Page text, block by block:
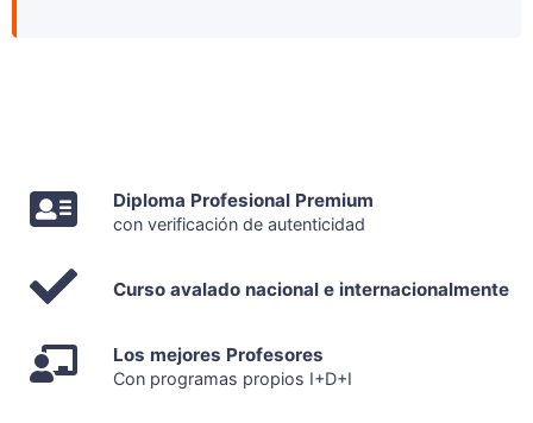
Diploma Profesional Premium
con verificación de autenticidad
Curso avalado nacional e internacionalmente
Los mejores Profesores
Con programas propios I+D+I